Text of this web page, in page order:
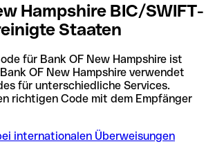
Hampshire BIC/SWIFT-
Staaten
für Bank OF New Hampshire ist
OF New Hampshire verwendet
für unterschiedliche Services.
richtigen Code mit dem Empfänger
internationalen Überweisungen